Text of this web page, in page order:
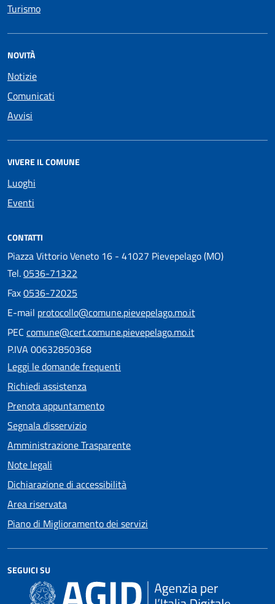
Turismo
NOVITÀ
Notizie
Comunicati
Avvisi
VIVERE IL COMUNE
Luoghi
Eventi
CONTATTI
Piazza Vittorio Veneto 16 - 41027 Pievepelago (MO)
Tel.0536-71322
Fax0536-72025
E-mail protocollo@comune.pievepelago.mo.it
PEC comune@cert.comune.pievepelago.mo.it
P.IVA 00632850368
Leggi le domande frequenti
Richiedi assistenza
Prenota appuntamento
Segnala disservizio
Amministrazione Trasparente
Note legali
Dichiarazione di accessibilità
Area riservata
Piano di Miglioramento dei servizi
SEGUICI SU